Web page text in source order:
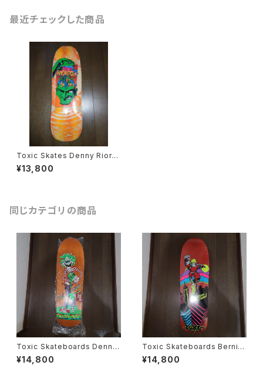
最近チェックした商品
Toxic Skates Denny Riord
on ICARUS スケートボード
デッキ
¥13,800
同じカテゴリの商品
Toxic Skateboards Denny
Riordon スケートボード デッキ
¥14,800
Toxic Skateboards Bernie
O'Dowd スケートボード デッキ
¥14,800